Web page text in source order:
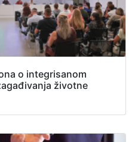
o integrisanom
životne